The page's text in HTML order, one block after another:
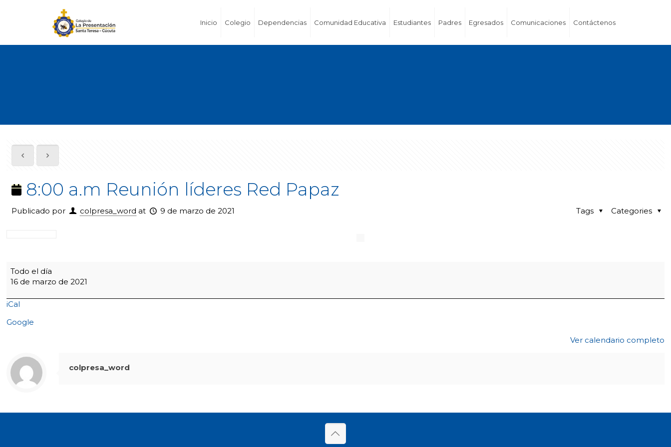
Inicio Colegio Dependencias Comunidad Educativa Estudiantes Padres Egresados Comunicaciones Contáctenos
8:00 a.m Reunión líderes Red Papaz
Publicado por colpresa_word at 9 de marzo de 2021 Categories
Tags
8:00
a.m
Reunión
líderes
Red
Papaz
Todo el día
16 de marzo de 2021
iCal
Google
Ver calendario completo
colpresa_word